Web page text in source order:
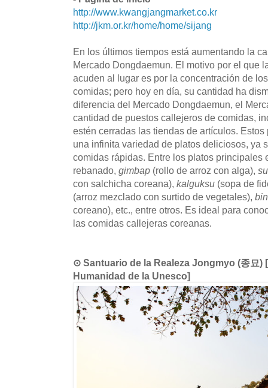
http://www.kwangjangmarket.co.kr
http://jkm.or.kr/home/home/sijang
En los últimos tiempos está aumentando la
Mercado Dongdaemun. El motivo por el que
acuden al lugar es por la concentración de
comidas; pero hoy en día, su cantidad ha
diferencia del Mercado Dongdaemun, el
cantidad de puestos callejeros de comidas,
estén cerradas las tiendas de artículos.
una infinita variedad de platos deliciosos, ya
comidas rápidas. Entre los platos principales
rebanado, gimbap (rollo de arroz con alga),
con salchicha coreana), kalguksu (sopa de
(arroz mezclado con surtido de vegetales),
coreano), etc., entre otros. Es ideal para
las comidas callejeras coreanas.
⊙ Santuario de la Realeza Jongmyo (종묘)
Humanidad de la Unesco]